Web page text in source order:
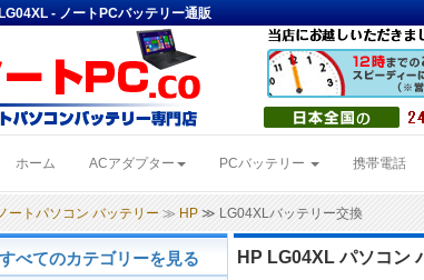
- ノートPCバッテリー通販
ホーム (current)ACアダプター PCバッテリー 携帯電話
ートパソコン バッテリー ≫ HP ≫ LG04XLバッテリー交換
すべてのカテゴリーを見る HP LG04XL パソコン